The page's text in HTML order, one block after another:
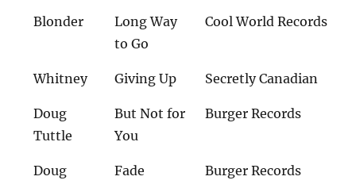
Blonder
Long Way
to Go
Cool World Records
Whitney Giving Up Secretly Canadian
Doug
Tuttle
But Not for
You
Burger Records
Doug
Fade Burger Records